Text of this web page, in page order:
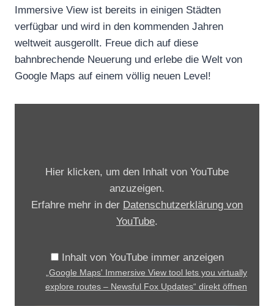
Immersive View ist bereits in einigen Städten
verfügbar und wird in den kommenden Jahren
weltweit ausgerollt. Freue dich auf diese
bahnbrechende Neuerung und erlebe die Welt von
Google Maps auf einem völlig neuen Level!
s
Hier klicken, um den Inhalt von YouTube
anzuzeigen.
Erfahre mehr in der Datenschutzerklärung von
YouTube.
Inhalt von YouTube immer anzeigen
„Google Maps' Immersive View tool lets you virtually
explore routes – Newsful Fox Updates“ direkt öffnen